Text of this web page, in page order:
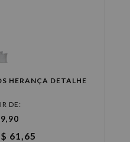
HERANÇA DETALHE
DE:
61,65